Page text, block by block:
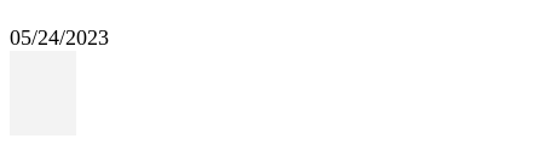
05/24/2023